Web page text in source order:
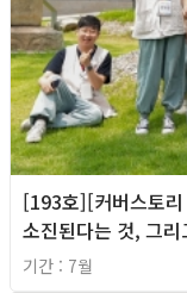
[193호][커버스토
소진된다는 것, 그
기간 : 7월